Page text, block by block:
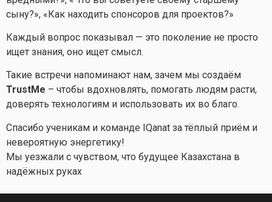
сыну?», «Как находить спонсоров для проектов?»
Каждый вопрос показывал — это поколение не просто
ищет знания, оно ищет смысл.
Такие встречи напоминают нам, зачем мы создаём
TrustMe – чтобы вдохновлять, помогать людям расти,
доверять технологиям и использовать их во благо.
Спасибо ученикам и команде IQanat за тёплый приём и
невероятную энергетику!
Мы уезжали с чувством, что будущее Казахстана в
надёжных руках